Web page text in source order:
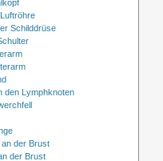
Schilddrüse
den Lymphknoten
der Brust
der Brust